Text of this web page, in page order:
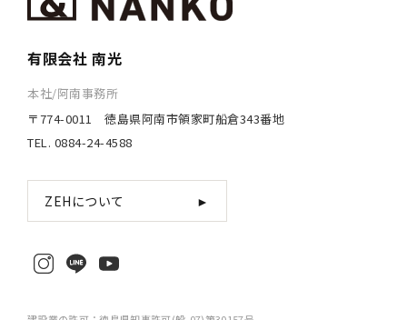
有限会社 南光
本社/阿南事務所
〒774-0011 徳島県阿南市領家町船倉343番地
TEL. 0884-24-4588
ZEHについて ►